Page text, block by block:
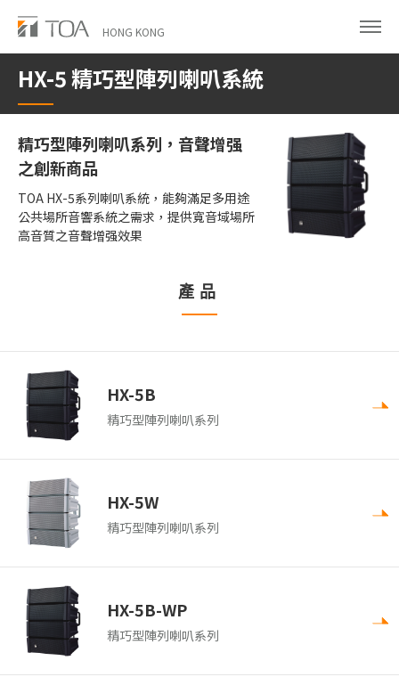
Skip
main
content
HONG KONG
HX-5 精巧型陣列喇叭系統
精巧型陣列喇叭系列，音聲增强
之創新商品
TOA HX-5系列喇叭系統，能夠滿足多用途
公共場所音響系統之需求，提供寬音域場所
高音質之音聲增强效果
產品
HX-5B
精巧型陣列喇叭系列
HX-5W
精巧型陣列喇叭系列
HX-5B-WP
精巧型陣列喇叭系列